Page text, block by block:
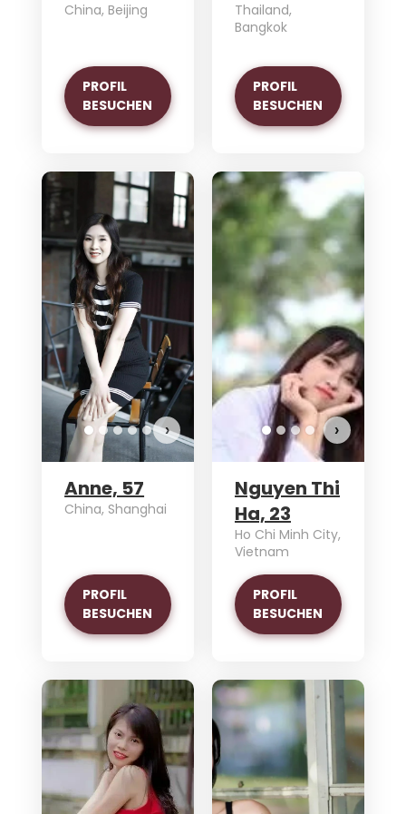
China, Beijing
PROFIL
BESUCHEN
Thailand,
Bangkok
PROFIL
BESUCHEN
›
Anne, 57
China, Shanghai
PROFIL
BESUCHEN
›
Nguyen Thi
Ha, 23
Ho Chi Minh City,
Vietnam
PROFIL
BESUCHEN